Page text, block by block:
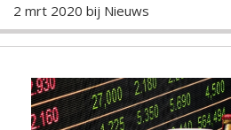
2 mrt 2020 bij Nieuws